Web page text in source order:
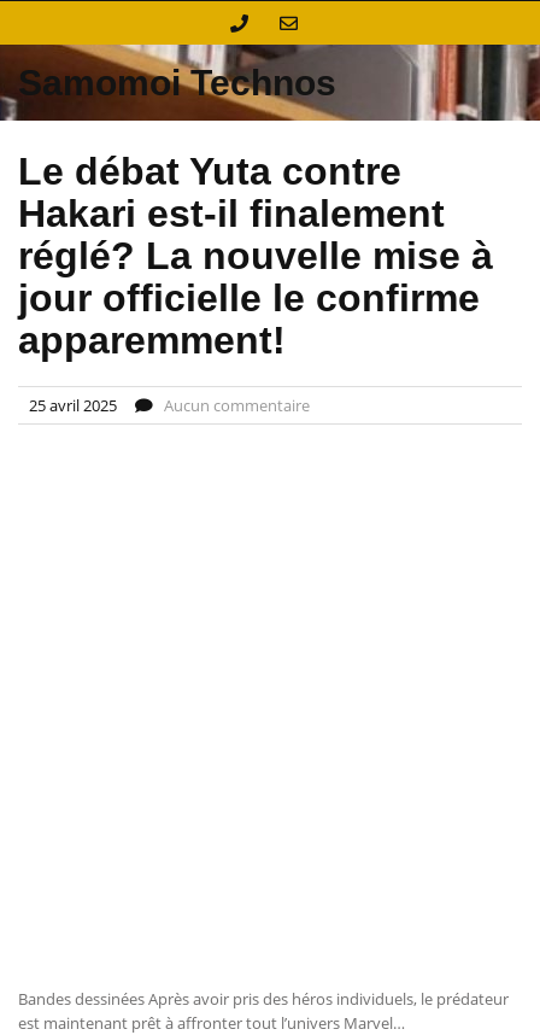
Samomoi Technos
Le débat Yuta contre
Hakari est-il finalement
réglé? La nouvelle mise à
jour officielle le confirme
apparemment!
25 avril 2025 Aucun commentaire
Bandes dessinées Après avoir pris des héros individuels, le prédateur
est maintenant prêt à affronter tout l’univers Marvel…